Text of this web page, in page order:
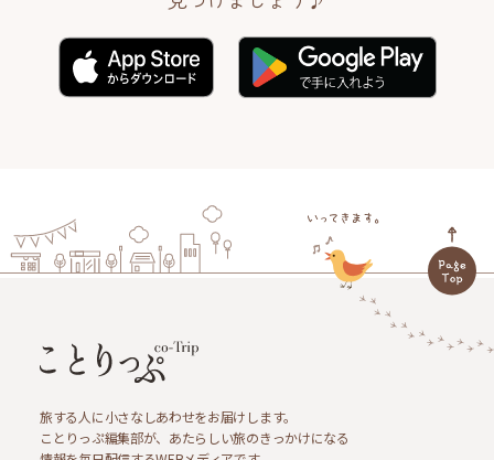
旅する人に小さなしあわせをお届けします。
ことりっぷ編集部が、あたらしい旅のきっかけになる